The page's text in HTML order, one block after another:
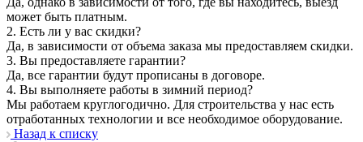
может быть платным.
2. Есть ли у вас скидки?
Да, в зависимости от объема заказа мы предоставляем скидки.
3. Вы предоставляете гарантии?
Да, все гарантии будут прописаны в договоре.
4. Вы выполняете работы в зимний период?
Мы работаем круглогодично. Для строительства у нас есть
отработанных технологии и все необходимое оборудование.
Назад к списку